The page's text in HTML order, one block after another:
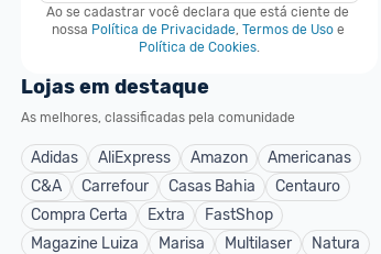
Ao se cadastrar você declara que está ciente de
nossa Política de Privacidade, Termos de Uso e
Política de Cookies.
Lojas em destaque
As melhores, classificadas pela comunidade
Adidas AliExpress Amazon
Americanas
C&A
Carrefour Casas Bahia
Centauro
Compra Certa
Extra
FastShop
Magazine Luiza
Marisa Multilaser
Natura